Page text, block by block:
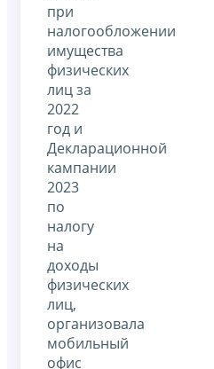
при
налогообложении
имущества
физических
лиц за
2022
год и
Декларационной
кампании
2023
по
налогу
на
доходы
физических
лиц,
организовала
мобильный
офис